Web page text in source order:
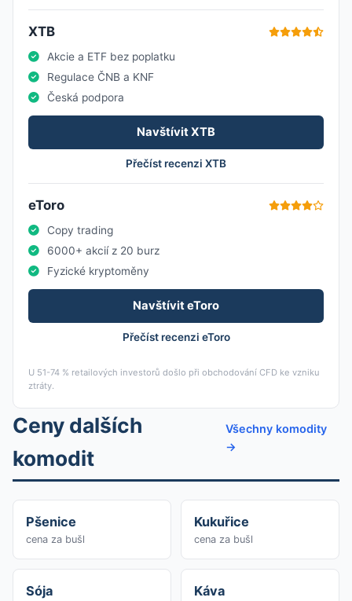
XTB
Akcie a ETF bez poplatku
Regulace ČNB a KNF
Česká podpora
Navštívit XTB
Přečíst recenzi XTB
eToro
Copy trading
6000+ akcií z 20 burz
Fyzické kryptoměny
Navštívit eToro
Přečíst recenzi eToro
U 51-74 % retailových investorů došlo při obchodování CFD ke vzniku
ztráty.
Ceny dalších
komodit
Všechny komodity
→
Pšenice
cena za bušl
Kukuřice
cena za bušl
Sója Káva